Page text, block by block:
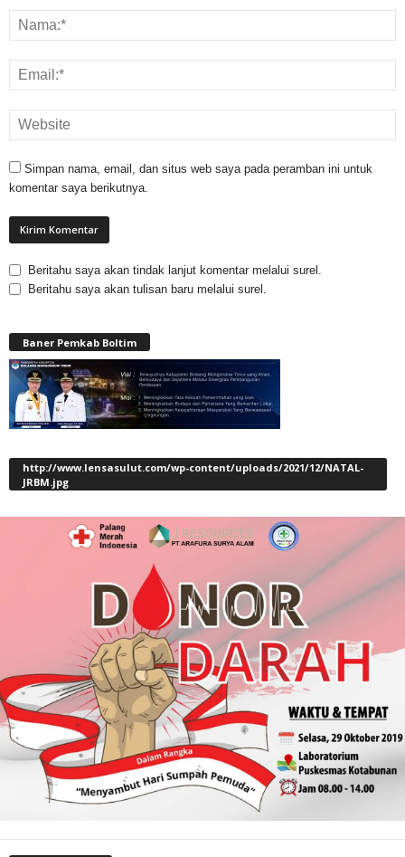
Simpan nama, email, dan situs web saya pada peramban ini untuk
komentar saya berikutnya.
Beritahu saya akan tindak lanjut komentar melalui surel.
Beritahu saya akan tulisan baru melalui surel.
Baner Pemkab Boltim
http://www.lensasulut.com/wp-content/uploads/2021/12/NATAL-
JRBM.jpg